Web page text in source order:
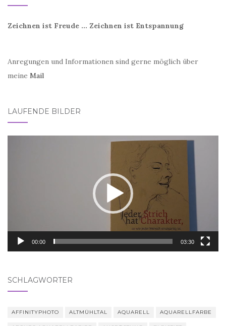
Zeichnen ist Freude ... Zeichnen ist Entspannung
Anregungen und Informationen sind gerne möglich über
meine Mail
LAUFENDE BILDER
00:00 03:30
SCHLAGWÖRTER
AFFINITYPHOTO ALTMÜHLTAL AQUARELL AQUARELLFARBE